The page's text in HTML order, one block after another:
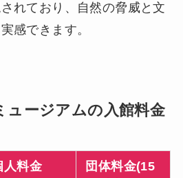
れており、自然の脅威と文
感できます。
ュージアムの入館料金
人料金
団体料金(15